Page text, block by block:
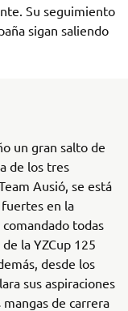
Su seguimiento
sigan saliendo
un gran salto de
de los tres
Ausió, se está
en la
todas
la YZCup 125
desde los
sus aspiraciones
de carrera